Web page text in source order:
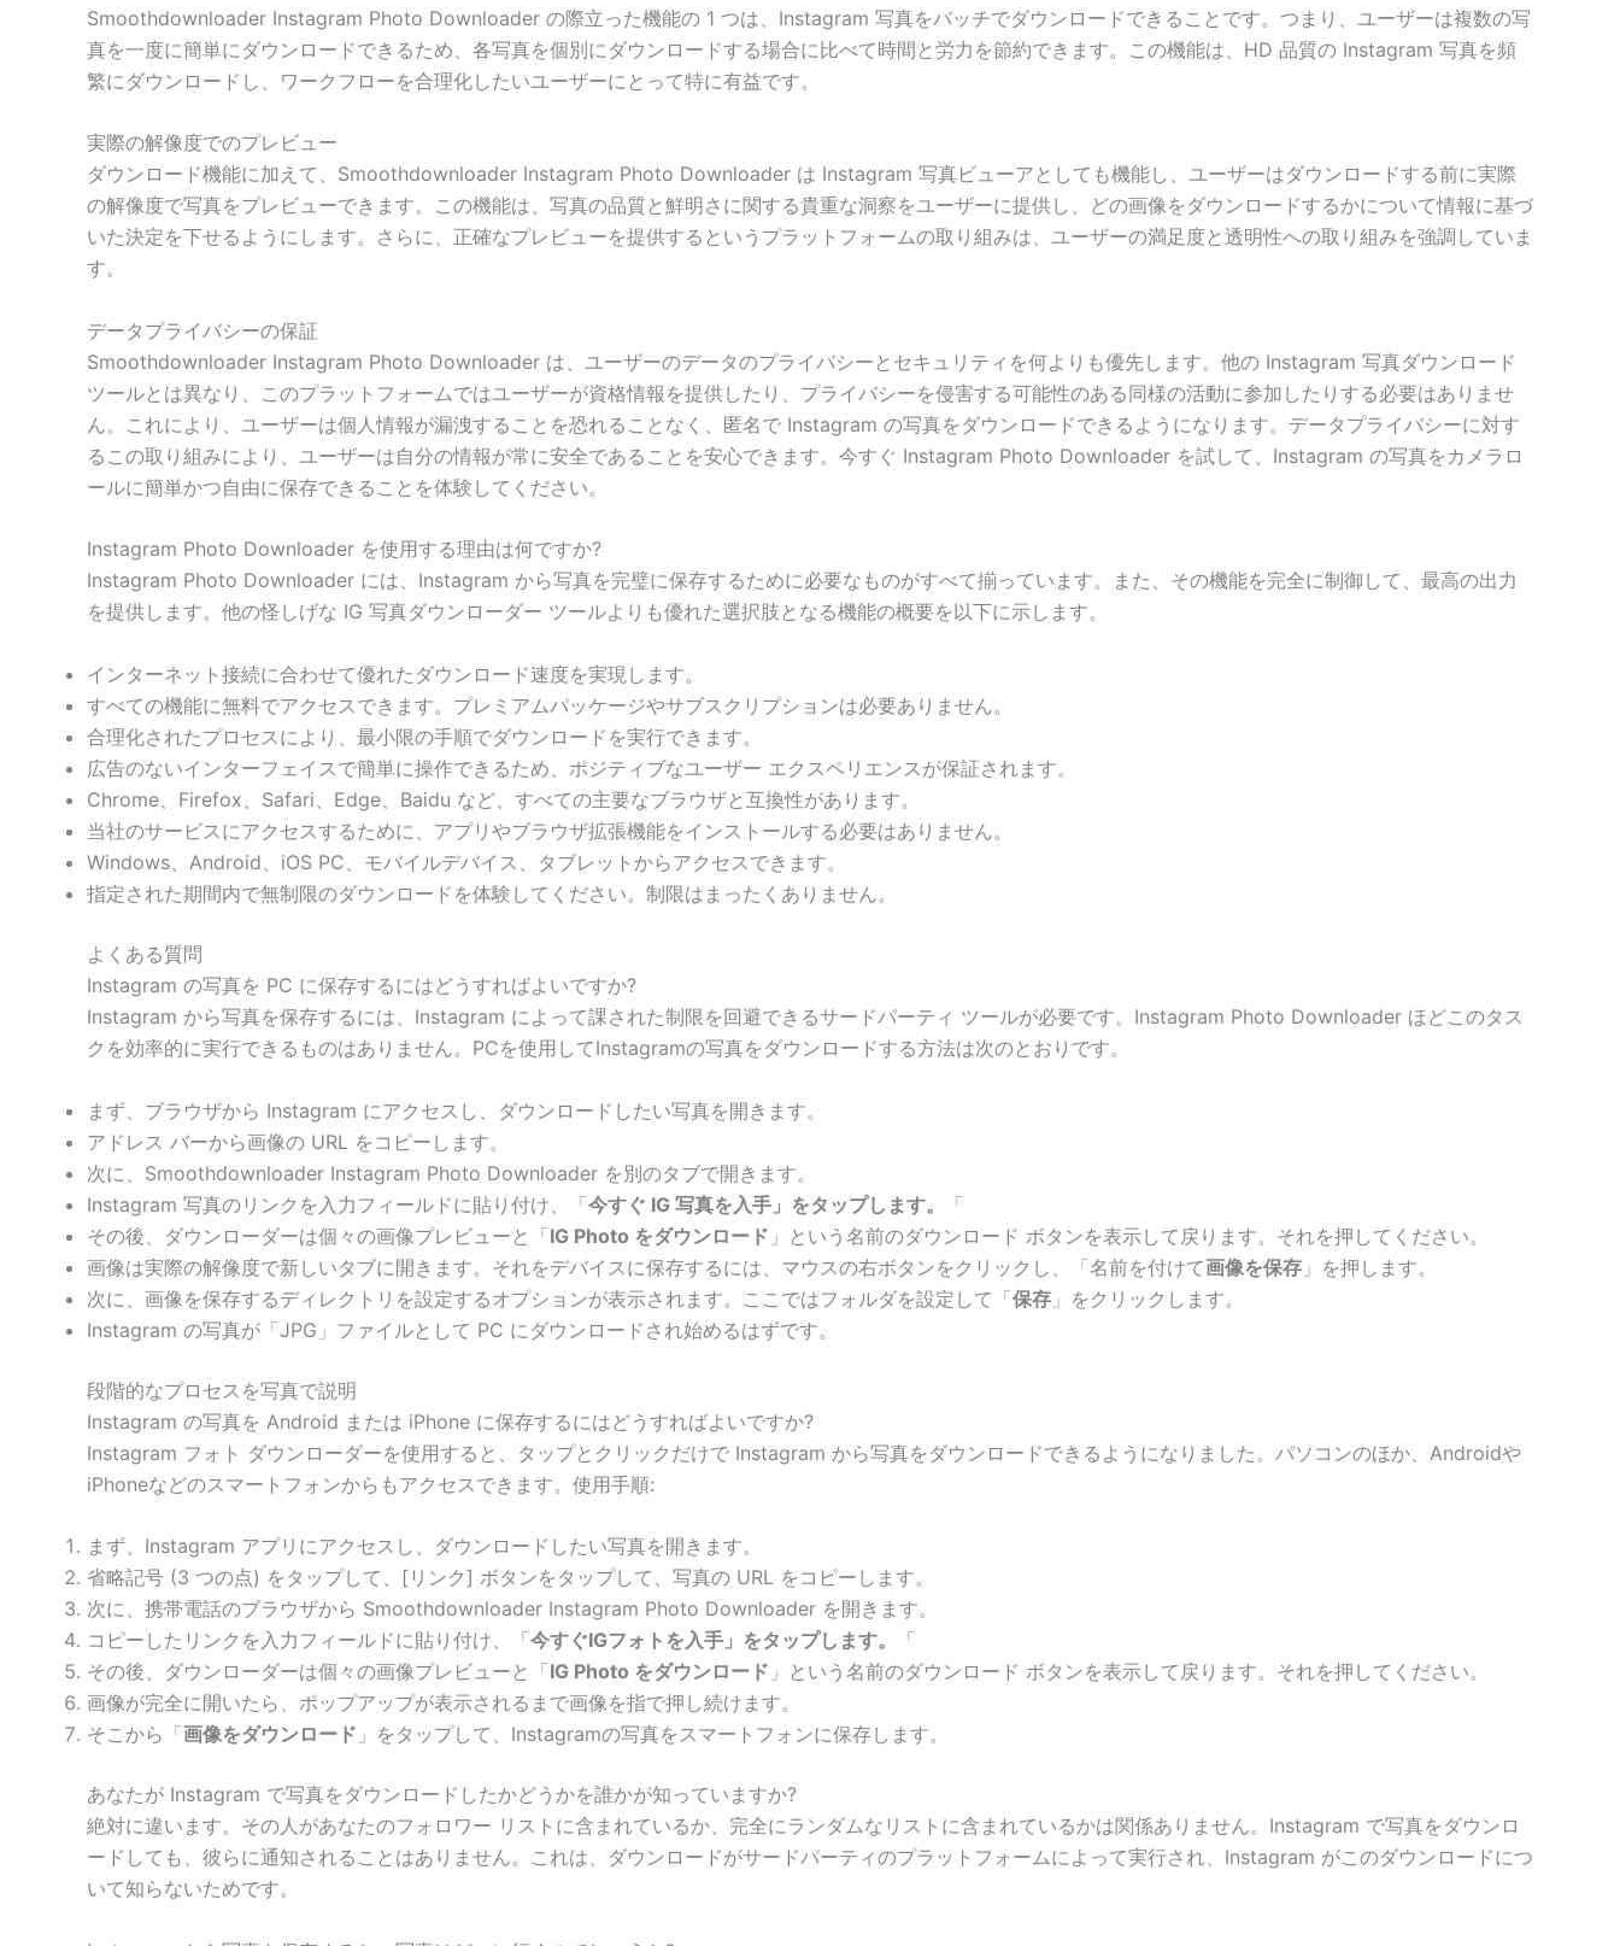
Smoothdownloader Instagram Photo Downloader の際立った機能の 1 つは、Instagram 写真をバッチでダウンロードできることです。つまり、ユーザーは複数の写
真を一度に簡単にダウンロードできるため、各写真を個別にダウンロードする場合に比べて時間と労力を節約できます。この機能は、HD 品質の Instagram 写真を頻
繁にダウンロードし、ワークフローを合理化したいユーザーにとって特に有益です。
実際の解像度でのプレビュー
ダウンロード機能に加えて、Smoothdownloader Instagram Photo Downloader は Instagram 写真ビューアとしても機能し、ユーザーはダウンロードする前に実際
の解像度で写真をプレビューできます。この機能は、写真の品質と鮮明さに関する貴重な洞察をユーザーに提供し、どの画像をダウンロードするかについて情報に基づ
いた決定を下せるようにします。さらに、正確なプレビューを提供するというプラットフォームの取り組みは、ユーザーの満足度と透明性への取り組みを強調していま
す。
データプライバシーの保証
Smoothdownloader Instagram Photo Downloader は、ユーザーのデータのプライバシーとセキュリティを何よりも優先します。他の Instagram 写真ダウンロード
ツールとは異なり、このプラットフォームではユーザーが資格情報を提供したり、プライバシーを侵害する可能性のある同様の活動に参加したりする必要はありませ
ん。これにより、ユーザーは個人情報が漏洩することを恐れることなく、匿名で Instagram の写真をダウンロードできるようになります。データプライバシーに対す
るこの取り組みにより、ユーザーは自分の情報が常に安全であることを安心できます。今すぐ Instagram Photo Downloader を試して、Instagram の写真をカメラロ
ールに簡単かつ自由に保存できることを体験してください。
Instagram Photo Downloader を使用する理由は何ですか?
Instagram Photo Downloader には、Instagram から写真を完璧に保存するために必要なものがすべて揃っています。また、その機能を完全に制御して、最高の出力
を提供します。他の怪しげな IG 写真ダウンローダー ツールよりも優れた選択肢となる機能の概要を以下に示します。
インターネット接続に合わせて優れたダウンロード速度を実現します。
すべての機能に無料でアクセスできます。プレミアムパッケージやサブスクリプションは必要ありません。
合理化されたプロセスにより、最小限の手順でダウンロードを実行できます。
広告のないインターフェイスで簡単に操作できるため、ポジティブなユーザー エクスペリエンスが保証されます。
Chrome、Firefox、Safari、Edge、Baidu など、すべての主要なブラウザと互換性があります。
当社のサービスにアクセスするために、アプリやブラウザ拡張機能をインストールする必要はありません。
Windows、Android、iOS PC、モバイルデバイス、タブレットからアクセスできます。
指定された期間内で無制限のダウンロードを体験してください。制限はまったくありません。
よくある質問
Instagram の写真を PC に保存するにはどうすればよいですか?
Instagram から写真を保存するには、Instagram によって課された制限を回避できるサードパーティ ツールが必要です。Instagram Photo Downloader ほどこのタス
クを効率的に実行できるものはありません。PCを使用してInstagramの写真をダウンロードする方法は次のとおりです。
まず、ブラウザから Instagram にアクセスし、ダウンロードしたい写真を開きます。
アドレス バーから画像の URL をコピーします。
次に、Smoothdownloader Instagram Photo Downloader を別のタブで開きます。
Instagram 写真のリンクを入力フィールドに貼り付け、「今すぐ IG 写真を入手」をタップします。
「
その後、ダウンローダーは個々の画像プレビューと「IG Photo をダウンロード 」という名前のダウンロード ボタンを表示して戻ります。それを押してください。
画像は実際の解像度で新しいタブに開きます。それをデバイスに保存するには、マウスの右ボタンをクリックし、「名前を付けて画像を保存 」を押します。
次に、画像を保存するディレクトリを設定するオプションが表示されます。ここではフォルダを設定して「保存 」をクリックします。
Instagram の写真が「JPG」ファイルとして PC にダウンロードされ始めるはずです。
段階的なプロセスを写真で説明
Instagram の写真を Android または iPhone に保存するにはどうすればよいですか?
Instagram フォト ダウンローダーを使用すると、タップとクリックだけで Instagram から写真をダウンロードできるようになりました。パソコンのほか、Androidや
iPhoneなどのスマートフォンからもアクセスできます。使用手順:
まず、Instagram アプリにアクセスし、ダウンロードしたい写真を開きます。
省略記号 (3 つの点) をタップして、[リンク] ボタンをタップして、写真の URL をコピーします。
次に、携帯電話のブラウザから Smoothdownloader Instagram Photo Downloader を開きます。
コピーしたリンクを入力フィールドに貼り付け、「今すぐIGフォトを入手」をタップします。
「
その後、ダウンローダーは個々の画像プレビューと「IG Photo をダウンロード 」という名前のダウンロード ボタンを表示して戻ります。それを押してください。
画像が完全に開いたら、ポップアップが表示されるまで画像を指で押し続けます。
そこから「画像をダウンロード 」をタップして、Instagramの写真をスマートフォンに保存します。
あなたが Instagram で写真をダウンロードしたかどうかを誰かが知っていますか?
絶対に違います。その人があなたのフォロワー リストに含まれているか、完全にランダムなリストに含まれているかは関係ありません。Instagram で写真をダウンロ
ードしても、彼らに通知されることはありません。これは、ダウンロードがサードパーティのプラットフォームによって実行され、Instagram がこのダウンロードにつ
いて知らないためです。